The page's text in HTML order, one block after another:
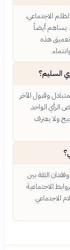
الاجتماعي،
يساهم أيضاً
تعميق هذه
السليم؟
وقبول الآخر
الرأي الواحد
ولا يعترف
الثقة بين
الاجتماعية
الاجتماعي